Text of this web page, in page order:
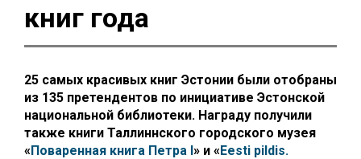
книг года
25 самых красивых книг Эстонии были отобраны
из 135 претендентов по инициативе Эстонской
национальной библиотеки. Награду получили
также книги Таллиннского городского музея
«Поваренная книга Петра I» и «Eesti pildis.